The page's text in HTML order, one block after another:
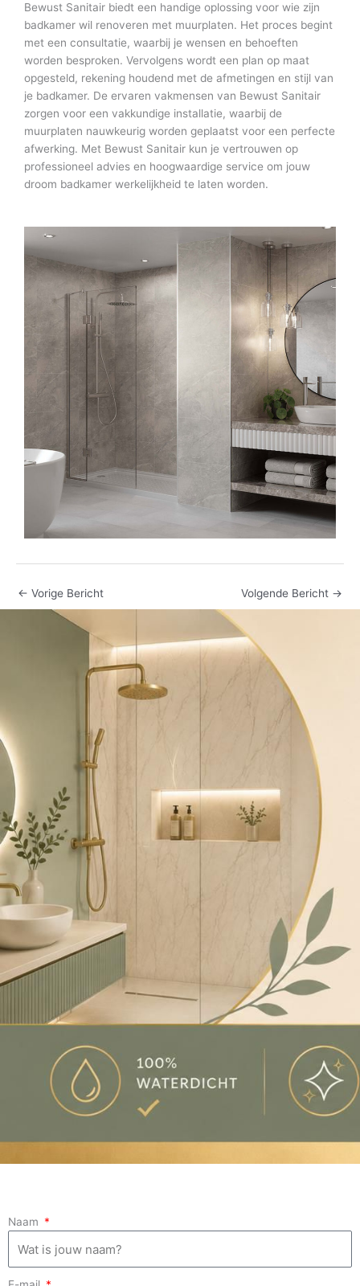
Bewust Sanitair biedt een handige oplossing voor wie zijn
badkamer wil renoveren met muurplaten. Het proces begint
met een consultatie, waarbij je wensen en behoeften
worden besproken. Vervolgens wordt een plan op maat
opgesteld, rekening houdend met de afmetingen en stijl van
je badkamer. De ervaren vakmensen van Bewust Sanitair
zorgen voor een vakkundige installatie, waarbij de
muurplaten nauwkeurig worden geplaatst voor een perfecte
afwerking. Met Bewust Sanitair kun je vertrouwen op
professioneel advies en hoogwaardige service om jouw
droom badkamer werkelijkheid te laten worden.
← Vorige Bericht Volgende Bericht →
Naam